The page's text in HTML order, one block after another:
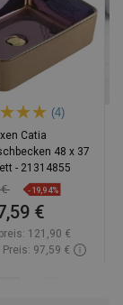
(4)
Catia
48 x 37
- 21314855
€ -19,94%
€
121,90 €
97,59 €